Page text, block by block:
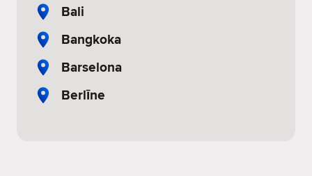
Bali
Bangkoka
Barselona
Berlīne